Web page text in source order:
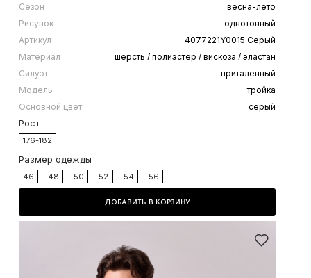
Сезон
весна-лето
Рисунок
однотонный
Артикул
4077221Y0015 Серый
Материал
шерсть / полиэстер / вискоза / эластан
Силуэт
приталенный
Модель
тройка
Основной цвет
серый
Рост
176-182
Размер одежды
46 48 50 52 54 56
ДОБАВИТЬ В КОРЗИНУ